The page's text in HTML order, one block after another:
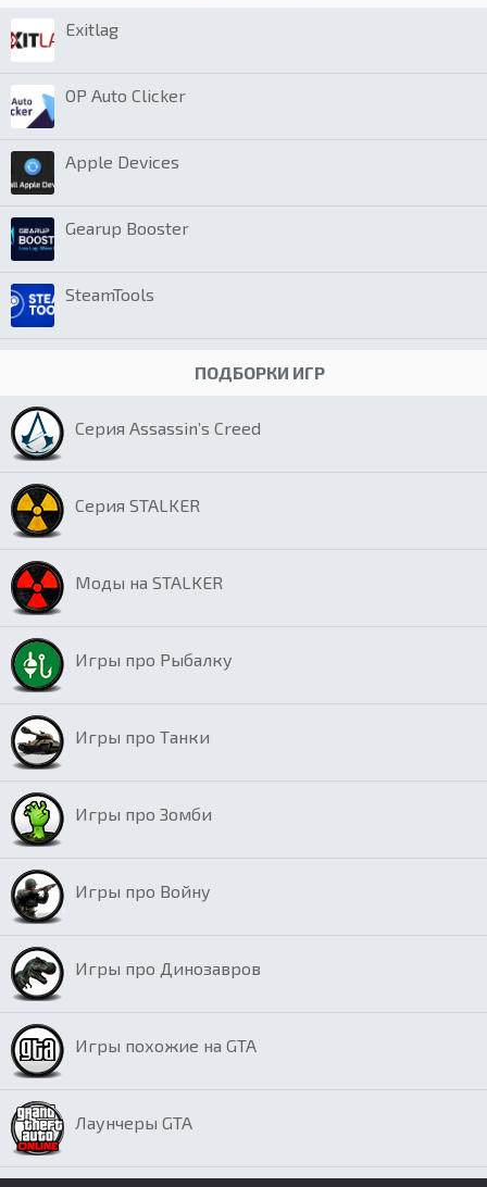
Exitlag
OP Auto Clicker
Apple Devices
Gearup Booster
SteamTools
ПОДБОРКИ ИГР
Серия Assassin’s Creed
Серия STALKER
Моды на STALKER
Игры про Рыбалку
Игры про Танки
Игры про Зомби
Игры про Войну
Игры про Динозавров
Игры похожие на GTA
Лаунчеры GTA